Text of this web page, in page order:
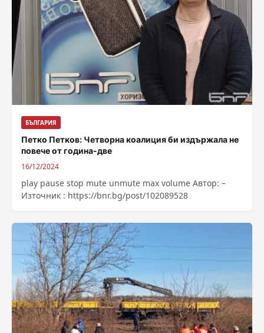
БЪЛГАРИЯ
Петко Петков: Четворна коалиция би издържала не
повече от година-две
16/12/2024
play pause stop mute unmute max volume Автор: –
Източник : https://bnr.bg/post/102089528